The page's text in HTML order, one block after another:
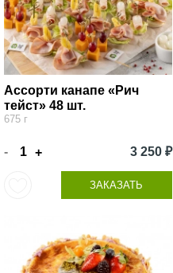
Ассорти канапе «Рич
тейст» 48 шт.
675 г
- + 3 250 ₽
ЗАКАЗАТЬ